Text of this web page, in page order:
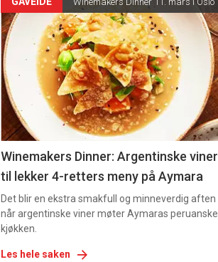
Winemakers Dinner: Argentinske viner
til lekker 4-retters meny på Aymara
Det blir en ekstra smakfull og minneverdig aften
når argentinske viner møter Aymaras peruanske
kjøkken.
Les hele saken